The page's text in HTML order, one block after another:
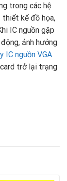
trong các hệ
thiết kế đồ họa,
IC nguồn gặp
ảnh hưởng
IC nguồn VGA
trở lại trạng